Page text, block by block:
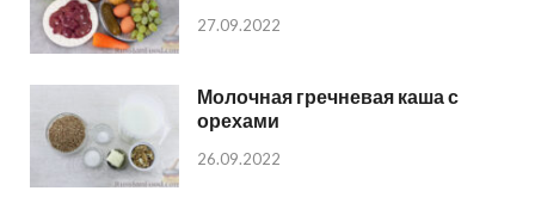
27.09.2022
Молочная гречневая каша с
орехами
26.09.2022